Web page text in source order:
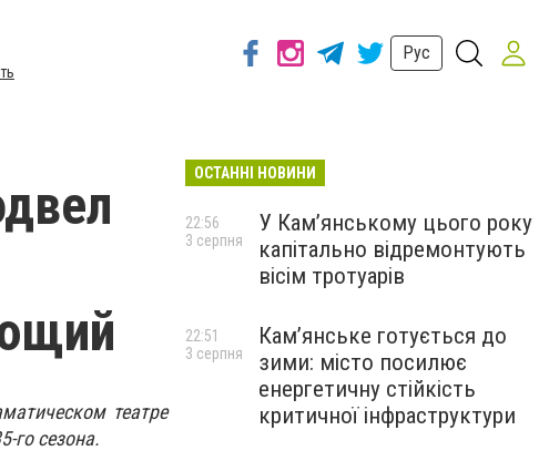
Рус
театре
го сезона.
ОСТАННІ НОВИНИ
У Кам’янському цього року
капітально відремонтують
вісім тротуарів
22:56
3 серпня
Кам’янське готується до
зими: місто посилює
енергетичну стійкість
критичної інфраструктури
22:51
3 серпня